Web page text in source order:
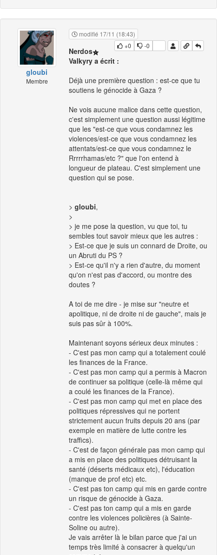
gloubi
Membre
modifié 17/11 (18:43)
+0
-0
Nerdos
Valkyry a écrit :
Déjà une première question : est-ce que tu
soutiens le génocide à Gaza ?
Ne vois aucune malice dans cette question,
c'est simplement une question aussi légitime
que les "est-ce que vous condamnez les
violences/est-ce que vous condamnez les
attentats/est-ce que vous condamnez le
Rrrrrhamas/etc ?" que l'on entend à
longueur de plateau. C'est simplement une
question qui se pose.
> gloubi,
>
> je me pose la question, vu que toi, tu
sembles tout savoir mieux que les autres :
> Est-ce que je suis un connard de Droite, ou
un Abruti du PS ?
> Est-ce qu'il n'y a rien d'autre, du moment
qu'on n'est pas d'accord, ou montre des
doutes ?
A toi de me dire - je mise sur "neutre et
apolitique, ni de droite ni de gauche", mais je
suis pas sûr à 100%.
Maintenant soyons sérieux deux minutes :
- C'est pas mon camp qui a totalement coulé
les finances de la France.
- C'est pas mon camp qui a permis à Macron
de continuer sa politique (celle-là même qui
a coulé les finances de la France).
- C'est pas mon camp qui met en place des
politiques répressives qui ne portent
strictement aucun fruits depuis 20 ans (par
exemple en matière de lutte contre les
traffics).
- C'est de façon générale pas mon camp qui
a mis en place des politiques détruisant la
santé (déserts médicaux etc), l'éducation
(manque de prof etc) etc.
- C'est pas ton camp qui mis en garde contre
un risque de génocide à Gaza.
- C'est pas ton camp qui a mis en garde
contre les violences policières (à Sainte-
Soline ou autre).
Je vais arrêter là le bilan parce que j'ai un
temps très limité à consacrer à quelqu'un